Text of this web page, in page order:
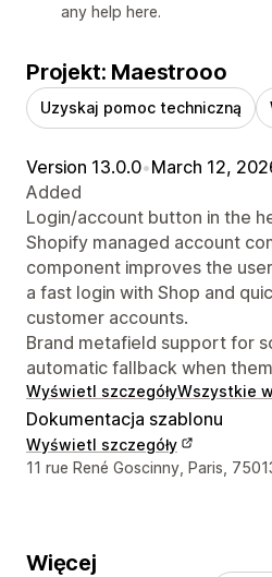
any help here.
Projekt: Maestrooo
Uzyskaj pomoc techniczną
Version 13.0.0•March 12,
Added
Login/account button in the
Shopify managed account
component improves the
a fast login with Shop and
customer accounts.
Brand metafield support for
automatic fallback when
Wyświetl szczegółyWszystkie
Dokumentacja szablonu
Wyświetl szczegóły
Dane kontaktowe projektanta
11 rue René Goscinny, Paris,
Więcej